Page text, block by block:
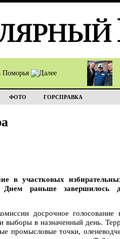
Поморья
ФОТО ГОРСПРАВКА
в участковых
раньше завершилось
досрочное
в назначенный день.
промысловые точки,